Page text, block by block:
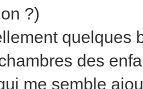
?)
quelques
des
me semble